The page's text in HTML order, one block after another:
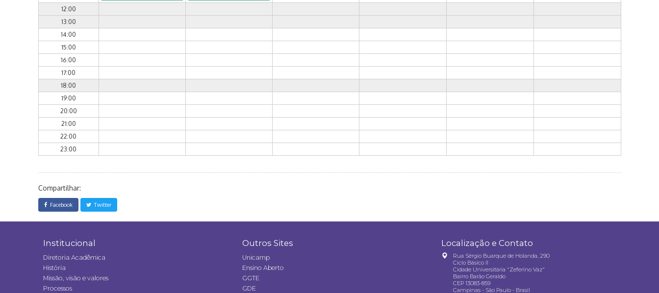
12:00
13:00
14:00
15:00
16:00
17:00
18:00
19:00
20:00
21:00
22:00
23:00
Compartilhar:
Facebook Twitter
Institucional
Diretoria Acadêmica
História
Missão, visão e valores
Processos
Outros Sites
Unicamp
Ensino Aberto
GGTE
GDE
Localização e Contato
Rua Sérgio Buarque de Holanda, 290
Ciclo Básico II
Cidade Universitária "Zeferino Vaz"
Bairro Barão Geraldo
CEP 13083-859
Campinas - São Paulo - Brasil